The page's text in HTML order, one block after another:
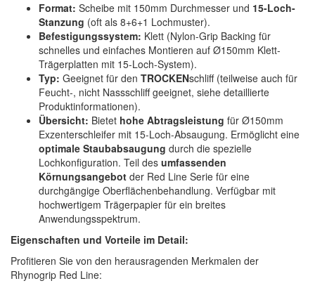
(4)
Troton
(2)
Wibeco
(1)
ZVG
Format: Scheibe mit 150mm Durchmesser und 15-Loch-
Stanzung (oft als 8+6+1 Lochmuster).
Befestigungssystem: Klett (Nylon-Grip Backing für
schnelles und einfaches Montieren auf Ø150mm Klett-
Trägerplatten mit 15-Loch-System).
Typ: Geeignet für den TROCKENschliff (teilweise auch für
Feucht-, nicht Nassschliff geeignet, siehe detaillierte
Produktinformationen).
Übersicht: Bietet hohe Abtragsleistung für Ø150mm
Exzenterschleifer mit 15-Loch-Absaugung. Ermöglicht eine
optimale Staubabsaugung durch die spezielle
Lochkonfiguration. Teil des umfassenden
Körnungsangebot der Red Line Serie für eine
durchgängige Oberflächenbehandlung. Verfügbar mit
hochwertigem Trägerpapier für ein breites
Anwendungsspektrum.
Eigenschaften und Vorteile im Detail:
Profitieren Sie von den herausragenden Merkmalen der
Rhynogrip Red Line: